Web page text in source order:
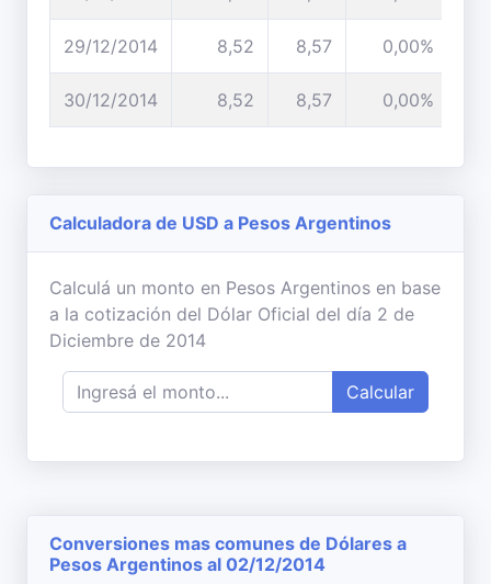
29/12/2014 8,52 8,57 0,00%
30/12/2014 8,52 8,57 0,00%
Calculadora de USD a Pesos Argentinos
Calculá un monto en Pesos Argentinos en base
a la cotización del Dólar Oficial del día 2 de
Diciembre de 2014
Calcular
Conversiones mas comunes de Dólares a
Pesos Argentinos al 02/12/2014